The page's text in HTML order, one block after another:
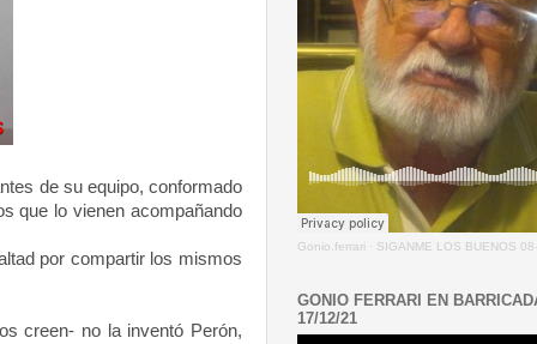
de su equipo, conformado
que lo vienen acompañando
por compartir los mismos
creen- no la inventó Perón,
Gonio.ferrari · SIGANME LOS BUENOS
GONIO FERRARI EN
17/12/21